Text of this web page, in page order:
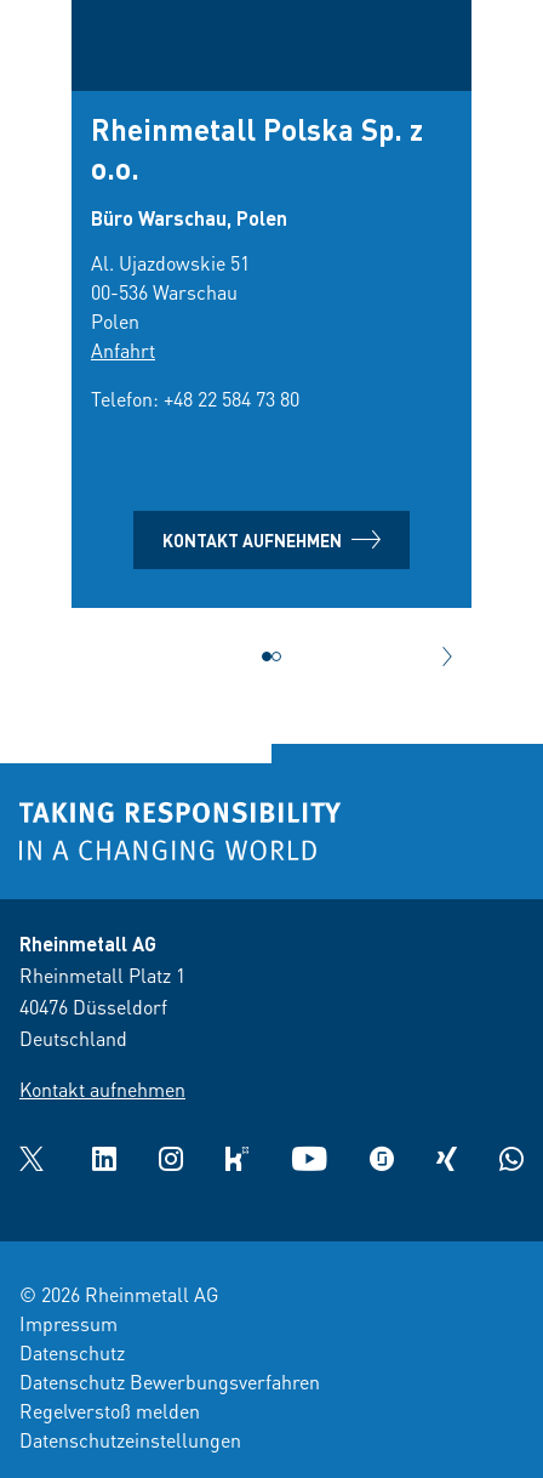
Rheinmetall Polska Sp. z
o.o.
Büro Warschau, Polen
Al. Ujazdowskie 51
00-536 Warschau
Polen
Anfahrt
Telefon: +48 22 584 73 80
KONTAKT AUFNEHMEN
Rheinmetall AG
Rheinmetall Platz 1
40476 Düsseldorf
Deutschland
Kontakt aufnehmen
Twitter LinkedInInstagramkununu YouTube glassdoorXING
© 2026 Rheinmetall AG
Impressum
Datenschutz
Datenschutz Bewerbungsverfahren
Regelverstoß melden
Datenschutzeinstellungen